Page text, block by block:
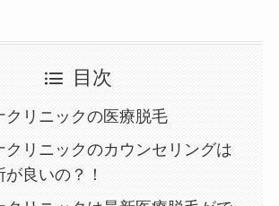
目次
クリニックの医療脱毛
クリニックのカウンセリングは
が良いの？！